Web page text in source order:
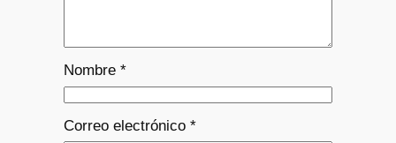
Nombre *
Correo electrónico *